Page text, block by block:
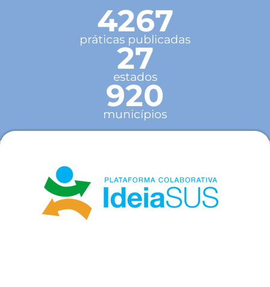
4267
práticas publicadas
27
estados
920
municípios